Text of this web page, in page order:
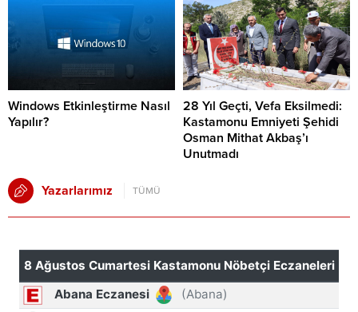
Windows Etkinleştirme Nasıl
Yapılır?
28 Yıl Geçti, Vefa Eksilmedi:
Kastamonu Emniyeti Şehidi
Osman Mithat Akbaş’ı
Unutmadı
Yazarlarımız TÜMÜ